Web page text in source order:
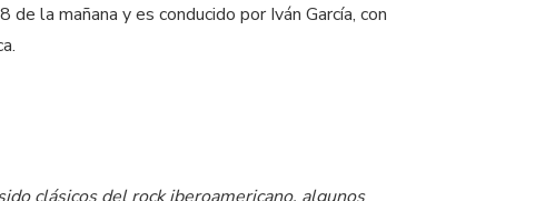
la mañana y es conducido por Iván García, con